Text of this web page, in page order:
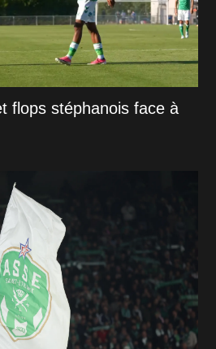
flops stéphanois face à